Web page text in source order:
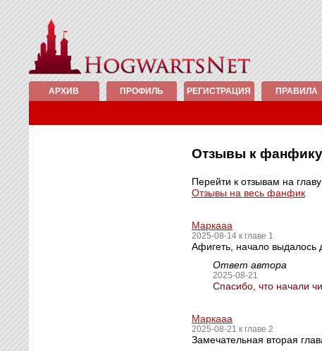
АРХИВ ПРОФИЛЬ РЕГИСТРАЦИЯ ПРАВИЛА
Отзывы к фанфику
Перейти к отзывам на
Отзывы на весь фанфик
Маркааа
2025-08-14 к главе 1
Афигеть, начало выдалось
Ответ автора
2025-08-21
Спасибо, что начали
Маркааа
2025-08-21 к главе 2
Замечательная вторая